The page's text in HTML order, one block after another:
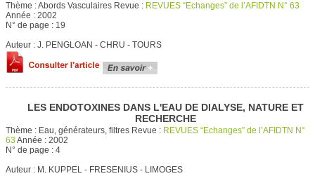
Thème :Abords Vasculaires Revue : REVUES “Echanges” de l’AFIDTN N° 63
Année : 2002
N° de page : 19
Auteur : J. PENGLOAN - CHRU - TOURS
LES ENDOTOXINES DANS L'EAU DE DIALYSE, NATURE ET
RECHERCHE
Thème : Eau, générateurs, filtres Revue : REVUES “Echanges” de l’AFIDTN N°
63 Année : 2002
N° de page : 4
Auteur : M. KUPPEL - FRESENIUS - LIMOGES